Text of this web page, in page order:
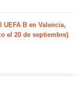
B en Valencia,
el 20 de septiembre)